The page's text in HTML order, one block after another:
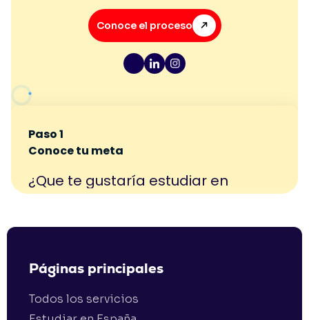
Conoce el proceso
Páginas principales
Todos los servicios